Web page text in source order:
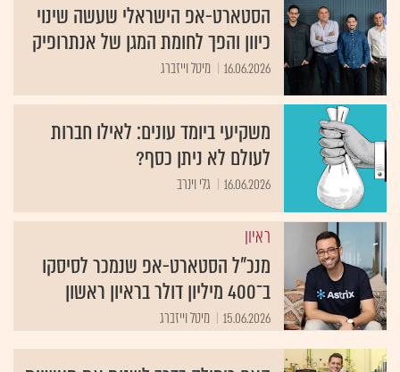
הסטארט-אפ הישראלי שעשה שינוי
כיוון והפך לחומת המגן של אנתרופיק
16.06.2026 מיטל וייזברג
משקיעי ביומד עונים: לאילו חברות
לעולם לא ניתן כסף?
16.06.2026 גלי וינרב
ראיון
מנכ"ל הסטארט-אפ שנמכר לסיסקו
ב־400 מיליון דולר בראיון ראשון
15.06.2026 מיטל וייזברג